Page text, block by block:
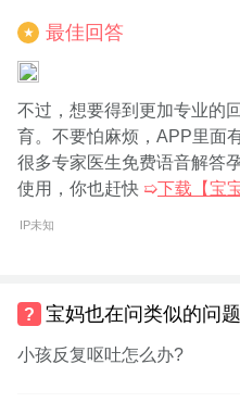
★ 最佳回答
不过，想要得到更加专业的
育。不要怕麻烦，APP里面
很多专家医生免费语音解答
使用，你也赶快 ➯下载【宝
IP未知
宝妈也在问类似的问题
小孩反复呕吐怎么办?